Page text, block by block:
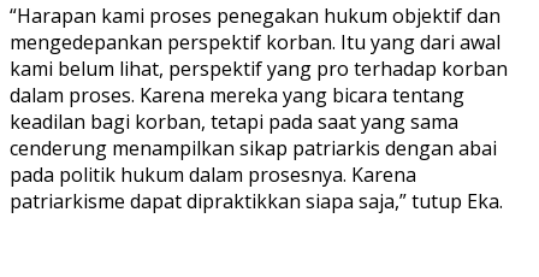
“Harapan kami proses penegakan hukum objektif dan
mengedepankan perspektif korban. Itu yang dari awal
kami belum lihat, perspektif yang pro terhadap korban
dalam proses. Karena mereka yang bicara tentang
keadilan bagi korban, tetapi pada saat yang sama
cenderung menampilkan sikap patriarkis dengan abai
pada politik hukum dalam prosesnya. Karena
patriarkisme dapat dipraktikkan siapa saja,” tutup Eka.